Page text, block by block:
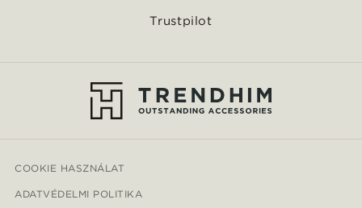
Trustpilot
COOKIE HASZNÁLAT
ADATVÉDELMI POLITIKA